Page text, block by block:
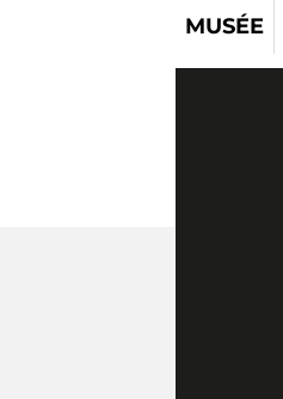
MUSÉE